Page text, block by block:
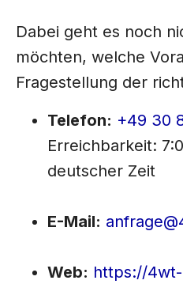
Dabei geht es noch
möchten, welche
Fragestellung der
Telefon: +49 30
Erreichbarkeit:
deutscher Zeit
E-Mail:
Web: https://